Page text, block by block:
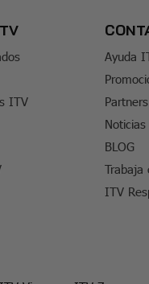
ITV
Ayuda
Partners
Noticias
BLOG
Trabaja
ITV